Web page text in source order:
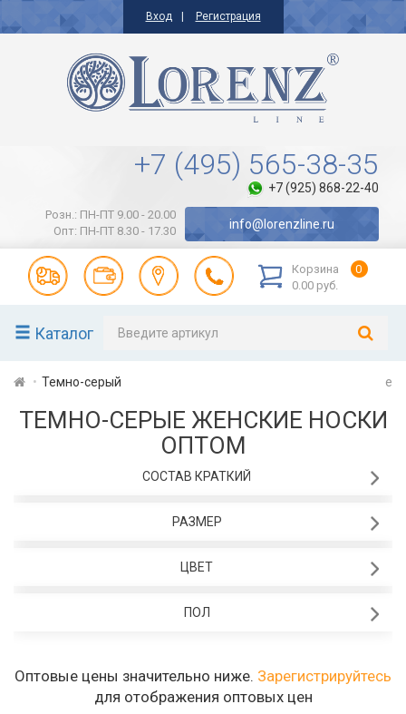
Вход Регистрация
+7 (495) 565-38-35
+7 (925) 868-22-40
Розн.: ПН-ПТ 9.00 - 20.00
Опт: ПН-ПТ 8.30 - 17.30
info@lorenzline.ru
Корзина
0
0.00 руб.
Каталог
Темно-серый e
ТЕМНО-СЕРЫЕ ЖЕНСКИЕ НОСКИ
ОПТОМ
СОСТАВ КРАТКИЙ
РАЗМЕР
ЦВЕТ
ПОЛ
Оптовые цены значительно ниже. Зарегистрируйтесь
для отображения оптовых цен